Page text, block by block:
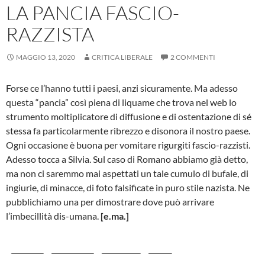
LA PANCIA FASCIO-
RAZZISTA
MAGGIO 13, 2020 CRITICA LIBERALE 2 COMMENTI
Forse ce l’hanno tutti i paesi, anzi sicuramente. Ma adesso
questa “pancia” così piena di liquame che trova nel web lo
strumento moltiplicatore di diffusione e di ostentazione di sé
stessa fa particolarmente ribrezzo e disonora il nostro paese.
Ogni occasione è buona per vomitare rigurgiti fascio-razzisti.
Adesso tocca a Silvia. Sul caso di Romano abbiamo già detto,
ma non ci saremmo mai aspettati un tale cumulo di bufale, di
ingiurie, di minacce, di foto falsificate in puro stile nazista. Ne
pubblichiamo una per dimostrare dove può arrivare
l’imbecillità dis-umana. [e.ma.]